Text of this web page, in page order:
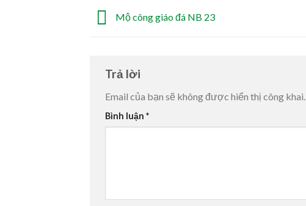
Mộ công giáo đá NB 23
Trả lời
Email của bạn sẽ không được hiển thị công khai.
Bình luận *